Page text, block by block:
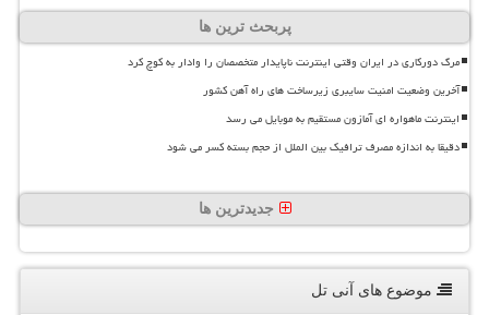
پربحث ترین ها
مرگ دورکاری در ایران وقتی اینترنت ناپایدار متخصصان را وادار به کوچ کرد
آخرین وضعیت امنیت سایبری زیرساخت های راه آهن کشور
اینترنت ماهواره ای آمازون مستقیم به موبایل می رسد
دقیقا به اندازه مصرف ترافیک بین الملل از حجم بسته کسر می شود
جدیدترین ها
موضوع های آنی تل